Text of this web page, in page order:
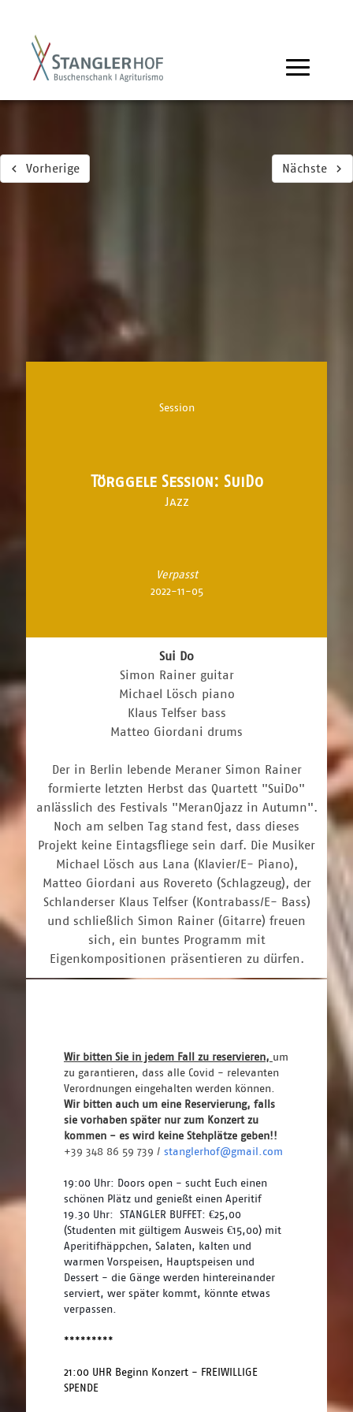
Vorherige Nächste
Session
Törggele Session: SuiDo
Jazz
Verpasst
2022-11-05
Sui Do
Simon Rainer guitar
Michael Lösch piano
Klaus Telfser bass
Matteo Giordani drums
Der in Berlin lebende Meraner Simon Rainer
formierte letzten Herbst das Quartett "SuiDo"
anlässlich des Festivals "MeranOjazz in Autumn".
Noch am selben Tag stand fest, dass dieses
Projekt keine Eintagsfliege sein darf. Die Musiker
Michael Lösch aus Lana (Klavier/E- Piano),
Matteo Giordani aus Rovereto (Schlagzeug), der
Schlanderser Klaus Telfser (Kontrabass/E- Bass)
und schließlich Simon Rainer (Gitarre) freuen
sich, ein buntes Programm mit
Eigenkompositionen präsentieren zu dürfen.
Wir bitten Sie in jedem Fall zu reservieren, um
zu garantieren, dass alle Covid - relevanten
Verordnungen eingehalten werden können.
Wir bitten auch um eine Reservierung, falls
sie vorhaben später nur zum Konzert zu
+39 348 86 59 739 / stanglerhof@gmail.com
19:00 Uhr: Doors open - sucht Euch einen
schönen Plätz und genießt einen Aperitif
19.30 Uhr:  STANGLER BUFFET: €25,00
(Studenten mit gültigem Ausweis €15,00) mit
Aperitifhäppchen, Salaten, kalten und
warmen Vorspeisen, Hauptspeisen und
Dessert - die Gänge werden hintereinander
serviert, wer später kommt, könnte etwas
verpassen.
*********
21:00 UHR Beginn Konzert - FREIWILLIGE
SPENDE